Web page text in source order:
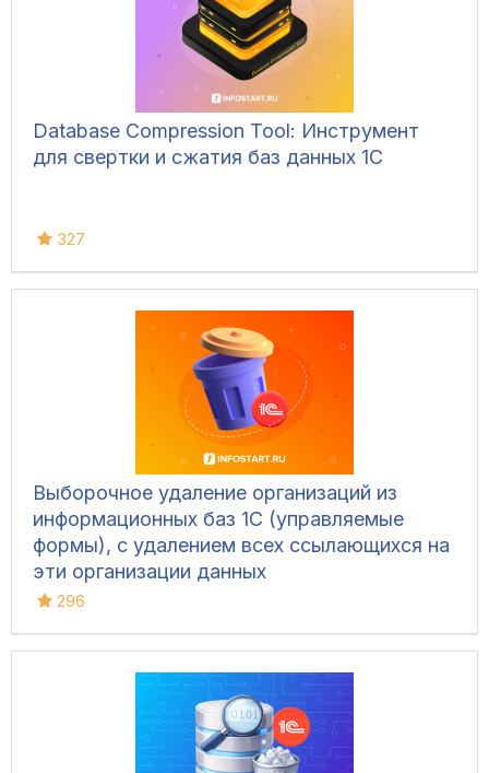
Database Compression Tool: Инструмент
для свертки и сжатия баз данных 1С
327
Выборочное удаление организаций из
информационных баз 1С (управляемые
формы), с удалением всех ссылающихся на
эти организации данных
296